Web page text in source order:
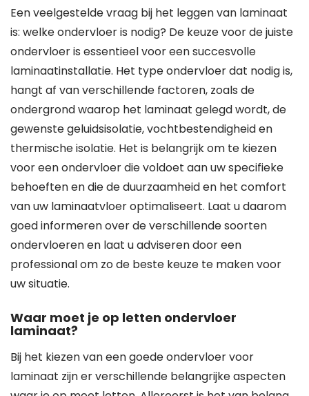
Een veelgestelde vraag bij het leggen van laminaat
is: welke ondervloer is nodig? De keuze voor de juiste
ondervloer is essentieel voor een succesvolle
laminaatinstallatie. Het type ondervloer dat nodig is,
hangt af van verschillende factoren, zoals de
ondergrond waarop het laminaat gelegd wordt, de
gewenste geluidsisolatie, vochtbestendigheid en
thermische isolatie. Het is belangrijk om te kiezen
voor een ondervloer die voldoet aan uw specifieke
behoeften en die de duurzaamheid en het comfort
van uw laminaatvloer optimaliseert. Laat u daarom
goed informeren over de verschillende soorten
ondervloeren en laat u adviseren door een
professional om zo de beste keuze te maken voor
uw situatie.
Waar moet je op letten ondervloer
laminaat?
Bij het kiezen van een goede ondervloer voor
laminaat zijn er verschillende belangrijke aspecten